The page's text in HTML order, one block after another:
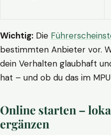
Wichtig: Die
bestimmten Anbieter vor.
dein Verhalten glaubhaft
hat – und ob du das im
Online starten –
ergänzen